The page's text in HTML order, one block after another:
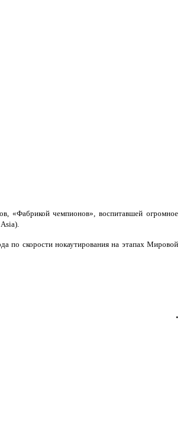
«Фабрикой чемпионов», воспитавшей огромное
по скорости нокаутирования на этапах Мировой
.